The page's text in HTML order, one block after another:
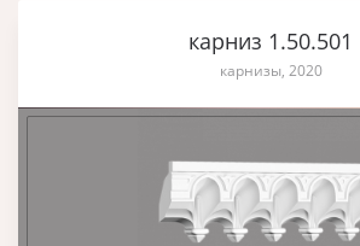
карниз 1.50.501
карнизы, 2020